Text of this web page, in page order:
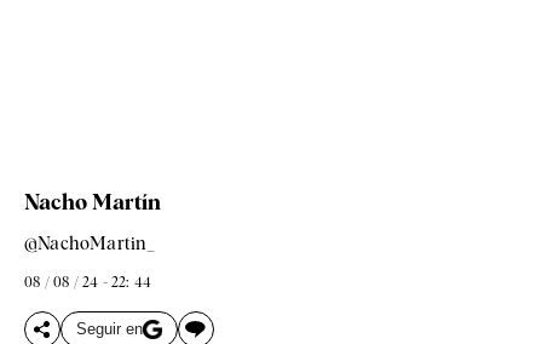
Nacho Martín
@NachoMartin_
08 / 08 / 24 - 22: 44
Seguir en